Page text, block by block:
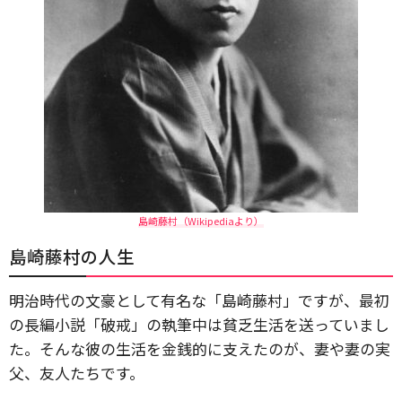
島崎藤村（Wikipediaより）
島崎藤村の人生
明治時代の文豪として有名な「島崎藤村」ですが、最初
の長編小説「破戒」の執筆中は貧乏生活を送っていまし
た。そんな彼の生活を金銭的に支えたのが、妻や妻の実
父、友人たちです。